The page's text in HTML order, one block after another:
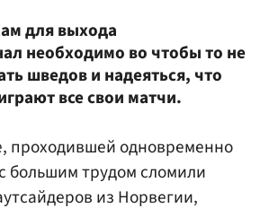
для выхода
необходимо во чтобы то не
шведов и надеяться, что
все свои матчи.
проходившей одновременно
большим трудом сломили
из Норвегии,